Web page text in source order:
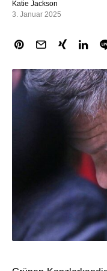
Katie Jackson
3. Januar 2025